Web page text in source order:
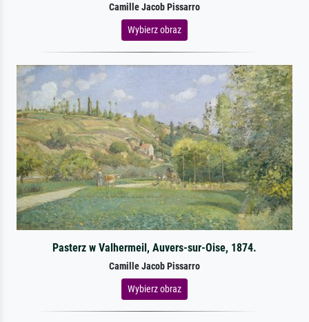
Camille Jacob Pissarro
Wybierz obraz
Pasterz w Valhermeil, Auvers-sur-Oise, 1874.
Camille Jacob Pissarro
Wybierz obraz